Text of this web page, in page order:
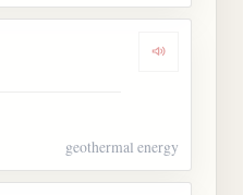
Dengarkan
geothermal energy